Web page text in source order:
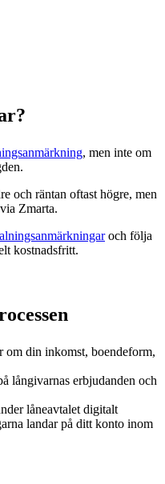
?
, men inte om
och räntan oftast högre, men
Zmarta.
och följa
kostnadsfritt.
om din inkomst, boendeform,
långivarnas erbjudanden och
låneavtalet digitalt
landar på ditt konto inom